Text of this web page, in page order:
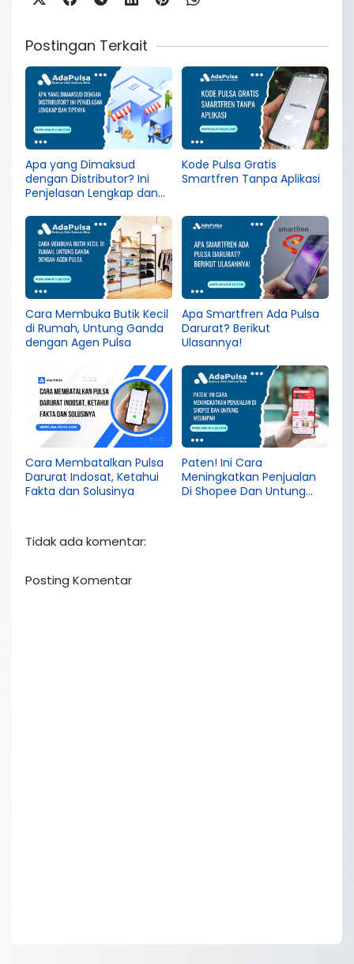
Postingan Terkait
Apa yang Dimaksud
dengan Distributor? Ini
Penjelasan Lengkap dan
Kode Pulsa Gratis
Smartfren Tanpa Aplikasi
Cara Membuka Butik Kecil
di Rumah, Untung Ganda
dengan Agen Pulsa
Apa Smartfren Ada Pulsa
Darurat? Berikut
Ulasannya!
Cara Membatalkan Pulsa
Darurat Indosat, Ketahui
Fakta dan Solusinya
Paten! Ini Cara
Meningkatkan Penjualan
Di Shopee Dan Untung
Tidak ada komentar:
Posting Komentar